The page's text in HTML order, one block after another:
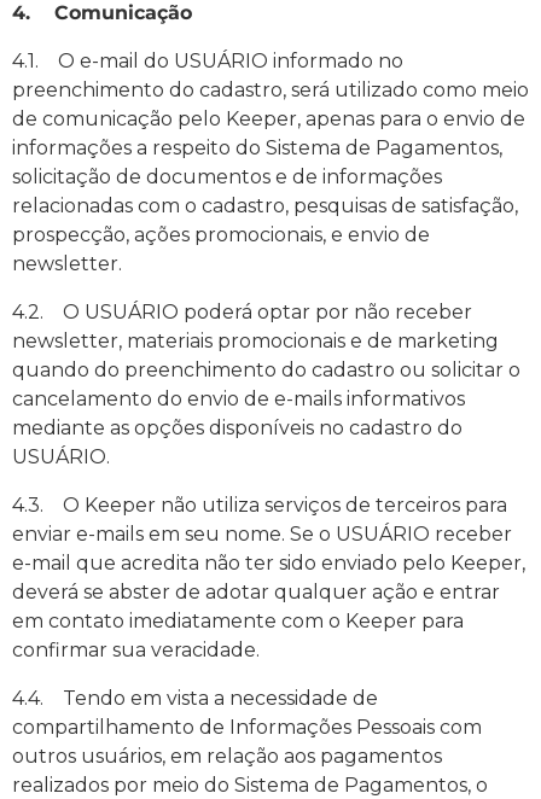
4. Comunicação
4.1. O e-mail do USUÁRIO informado no
preenchimento do cadastro, será utilizado como meio
de comunicação pelo Keeper, apenas para o envio de
informações a respeito do Sistema de Pagamentos,
solicitação de documentos e de informações
relacionadas com o cadastro, pesquisas de satisfação,
prospecção, ações promocionais, e envio de
newsletter.
4.2. O USUÁRIO poderá optar por não receber
newsletter, materiais promocionais e de marketing
quando do preenchimento do cadastro ou solicitar o
cancelamento do envio de e-mails informativos
mediante as opções disponíveis no cadastro do
USUÁRIO.
4.3. O Keeper não utiliza serviços de terceiros para
enviar e-mails em seu nome. Se o USUÁRIO receber
e-mail que acredita não ter sido enviado pelo Keeper,
deverá se abster de adotar qualquer ação e entrar
em contato imediatamente com o Keeper para
confirmar sua veracidade.
4.4. Tendo em vista a necessidade de
compartilhamento de Informações Pessoais com
outros usuários, em relação aos pagamentos
realizados por meio do Sistema de Pagamentos, o